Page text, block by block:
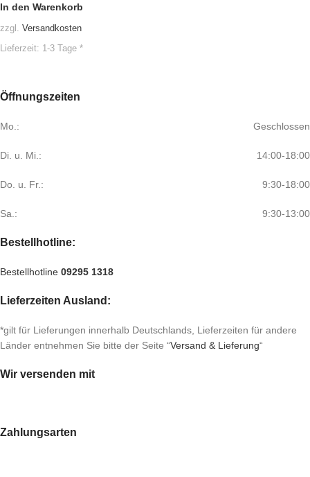
In den Warenkorb
zzgl. Versandkosten
Lieferzeit: 1-3 Tage *
Öffnungszeiten
Mo.: Geschlossen
Di. u. Mi.: 14:00-18:00
Do. u. Fr.: 9:30-18:00
Sa.: 9:30-13:00
Bestellhotline:
Bestellhotline 09295 1318
Lieferzeiten Ausland:
*gilt für Lieferungen innerhalb Deutschlands, Lieferzeiten für andere
Länder entnehmen Sie bitte der Seite “Versand & Lieferung“
Wir versenden mit
Zahlungsarten